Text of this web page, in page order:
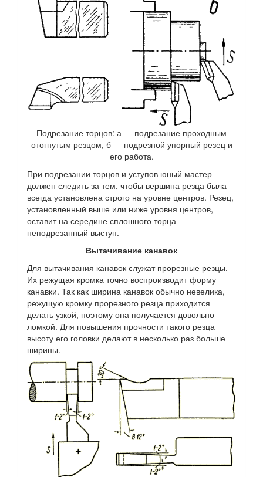
Подрезание торцов: а — подрезание проходным
отогнутым резцом, б — подрезной упорный резец и
его работа.
При подрезании торцов и уступов юный мастер
должен следить за тем, чтобы вершина резца была
всегда установлена строго на уровне центров. Резец,
установленный выше или ниже уровня центров,
оставит на середине сплошного торца
неподрезанный выступ.
Вытачивание канавок
Для вытачивания канавок служат прорезные резцы.
Их режущая кромка точно воспроизводит форму
канавки. Так как ширина канавок обычно невелика,
режущую кромку прорезного резца приходится
делать узкой, поэтому она получается довольно
ломкой. Для повышения прочности такого резца
высоту его головки делают в несколько раз больше
ширины.